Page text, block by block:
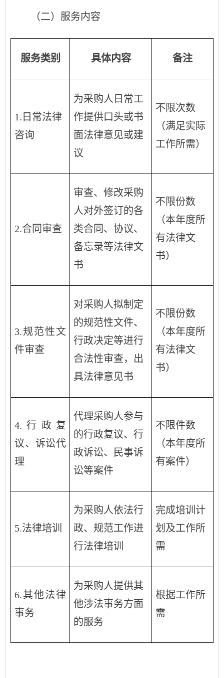
（二）服务内容
服务类别 具体内容 备注
1.日常法律
咨询
为采购人日常工
作提供口头或书
面法律意见或建
议
不限次数
（满足实际
工作所需）
2.合同审查
审查、修改采购
人对外签订的各
类合同、协议、
备忘录等法律文
书
不限份数
（本年度所
有法律文
书）
3.规范性文
件审查
对采购人拟制定
的规范性文件、
行政决定等进行
合法性审查，出
具法律意见书
不限份数
（本年度所
有法律文
书）
4.行政复
议、诉讼代
理
代理采购人参与
的行政复议、行
政诉讼、民事诉
讼等案件
不限件数
（本年度所
有案件）
5.法律培训
为采购人依法行
政、规范工作进
行法律培训
完成培训计
划及工作所
需
6.其他法律
事务
为采购人提供其
他涉法事务方面
的服务
根据工作所
需